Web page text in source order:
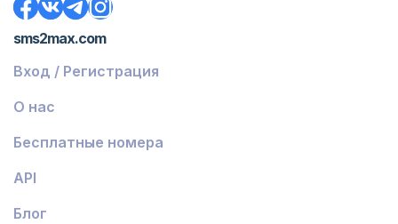
sms2max.com
Вход / Регистрация
О нас
Бесплатные номера
API
Блог